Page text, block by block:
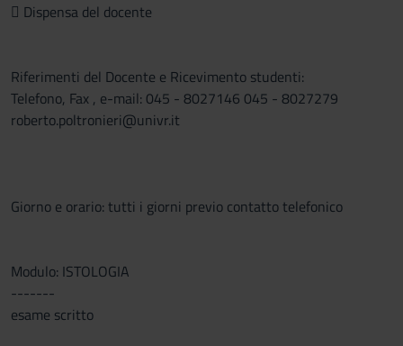
 Dispensa del docente
Riferimenti del Docente e Ricevimento studenti:
Telefono, Fax , e-mail: 045 - 8027146 045 - 8027279
roberto.poltronieri@univr.it
Giorno e orario: tutti i giorni previo contatto telefonico
Modulo: ISTOLOGIA
-------
esame scritto